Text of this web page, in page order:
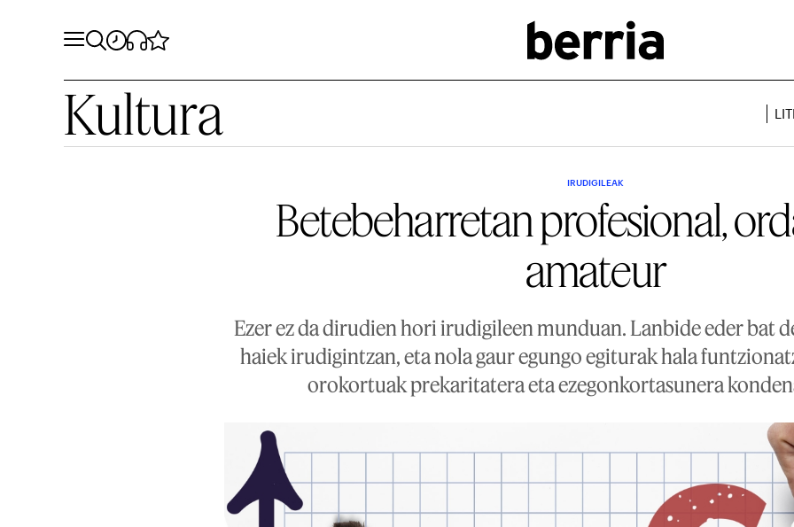
Kultura
IRUDIGILEAK
Betebeharretan profesional,
amateur
Ezer ez da dirudien hori irudigileen munduan. Lanbide eder bat
haiek irudigintzan, eta nola gaur egungo egiturak hala
orokortuak prekaritatera eta ezegonkortasunera